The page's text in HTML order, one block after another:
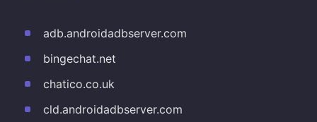
adb.androidadbserver.com
bingechat.net
chatico.co.uk
cld.androidadbserver.com